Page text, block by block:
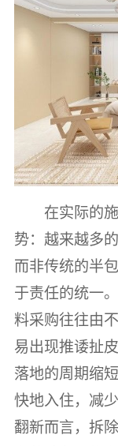
在实际的
势：越来越多
而非传统的半
于责任的统一
料采购往往由
易出现推诿扯
落地的周期缩
快地入住，减
翻新而言，拆